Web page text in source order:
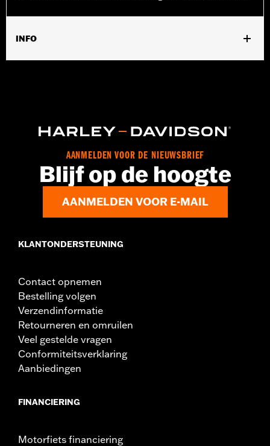
INFO
Shop To Be:Cool
AANMELDEN VOOR DE NIEUWSBRIEF
Blijf op de hoogte
AANMELDEN VOOR E-MAIL
KLANTONDERSTEUNING
Contact opnemen
Bestelling volgen
Verzendinformatie
Retourneren en omruilen
Veel gestelde vragen
Conformiteitsverklaring
Aanbiedingen
FINANCIERING
Motorfiets financiering